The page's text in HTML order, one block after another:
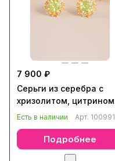
7 900 ₽
Серьги из серебра с
хризолитом, цитрином
Есть в наличии Арт. 100991
Подробнее